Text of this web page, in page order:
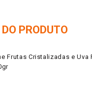
PRODUTO
Frutas Cristalizadas e Uva